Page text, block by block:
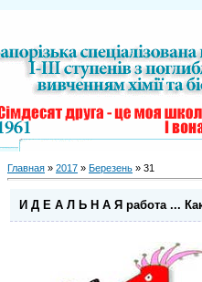
Главная » 2017 » Березень » 31
И Д Е А Л Ь Н А Я работа ...